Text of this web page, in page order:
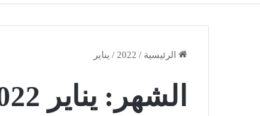
الرئيسية /
2022
/ يناير
الشهر: يناير 2022